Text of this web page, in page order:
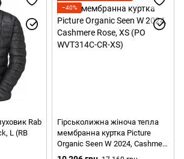
Rab
L (RB
−40%
Гірськолижна жіноча тепла
мембранна куртка Picture
Organic Seen W 2024, Cashmere
Rose, XS (PO WVT314C-CR-XS)